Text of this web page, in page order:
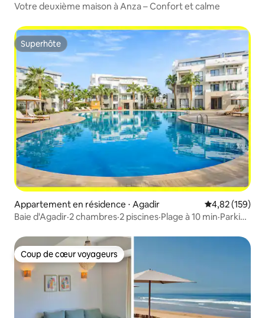
Votre deuxième maison à Anza – Confort et calme
Superhôte
Superhôte
Appartement en résidence ⋅ Agadir Évaluation
4,82 (159)
Baie d'Agadir·2 chambres·2 piscines·Plage à 10 min·Parking
Coup de cœur voyageurs
Coup de cœur voyageurs